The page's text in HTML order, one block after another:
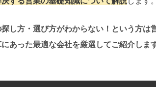
し方・選び方がわからない！という方は
あった最適な会社を厳選してご紹介しま